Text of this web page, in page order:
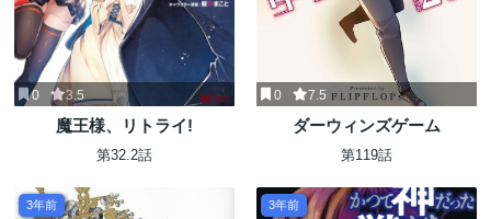
0 3.5
魔王様、リトライ!
第32.2話
0 7.5
ダーウィンズゲーム
第119話
3年前 3年前